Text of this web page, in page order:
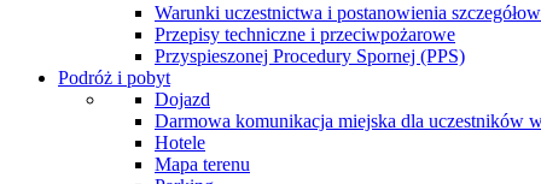
Warunki uczestnictwa i postanowienia
Przepisy techniczne i przeciwpożarowe
Przyspieszonej Procedury Spornej (PPS)
Podróż i pobyt
Dojazd
Darmowa komunikacja miejska dla uczestników
Hotele
Mapa terenu